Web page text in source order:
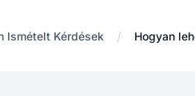
Ismételt Kérdések / Hogyan